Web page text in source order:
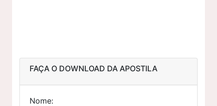
FAÇA O DOWNLOAD DA APOSTILA
Nome: